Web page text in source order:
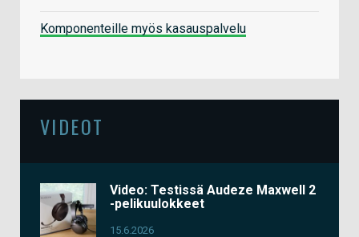
Komponenteille myös kasauspalvelu
VIDEOT
Video: Testissä Audeze Maxwell 2
-pelikuulokkeet
15.6.2026